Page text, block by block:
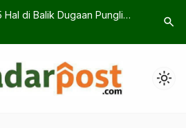
Tasikmalaya Waspadai Dugaan
search
light_mode